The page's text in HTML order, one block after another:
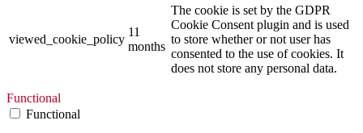
viewed_cookie_policy
11
months
The cookie is set by the GDPR
Cookie Consent plugin and is used
to store whether or not user has
consented to the use of cookies. It
does not store any personal data.
Functional
Functional